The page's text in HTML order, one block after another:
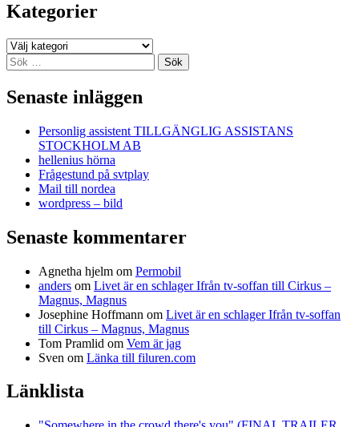
Kategorier
Kategorier
Sök
efter:
Senaste inläggen
Personlig assistent TILLGÄNGLIG ASSISTANS
STOCKHOLM AB
hellenius hörna
Frågestund på svtplay
Mail till nordea
wordpress – bild
Senaste kommentarer
Agnetha hjelm om Permobil
anders om Livet är en schlager Ifrån tv-soffan till Cirkus –
Magnus, Magnus
Josephine Hoffmann om Livet är en schlager Ifrån tv-soffan
till Cirkus – Magnus, Magnus
Tom Pramlid om Vem är jag
Sven om Länka till filuren.com
Länklista